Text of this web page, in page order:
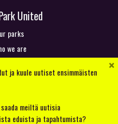
United
parks
we are
with us
ja kuule uutiset ensimmäisten
meiltä uutisia
eduista ja tapahtumista?